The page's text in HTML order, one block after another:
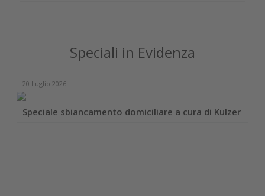
Speciali in Evidenza
20 Luglio 2026
Speciale sbiancamento domiciliare a cura di Kulzer